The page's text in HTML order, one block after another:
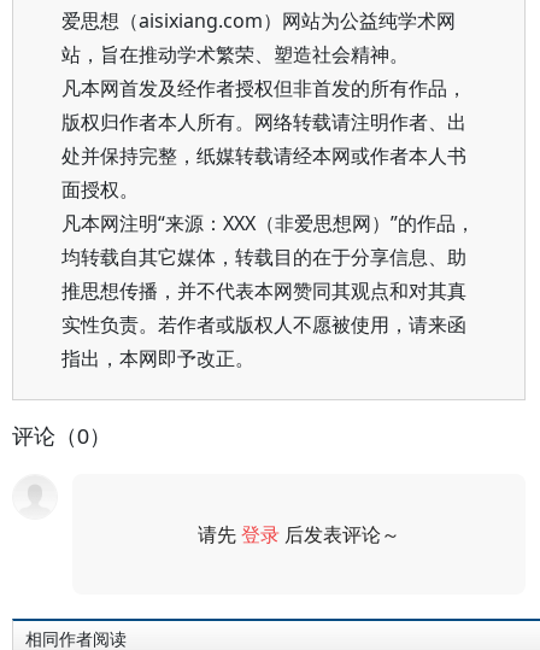
爱思想（aisixiang.com）网站为公益纯学术网
站，旨在推动学术繁荣、塑造社会精神。
凡本网首发及经作者授权但非首发的所有作品，
版权归作者本人所有。网络转载请注明作者、出
处并保持完整，纸媒转载请经本网或作者本人书
面授权。
凡本网注明“来源：XXX（非爱思想网）”的作品，
均转载自其它媒体，转载目的在于分享信息、助
推思想传播，并不代表本网赞同其观点和对其真
实性负责。若作者或版权人不愿被使用，请来函
指出，本网即予改正。
评论（0）
请先登录 后发表评论～
相同作者阅读